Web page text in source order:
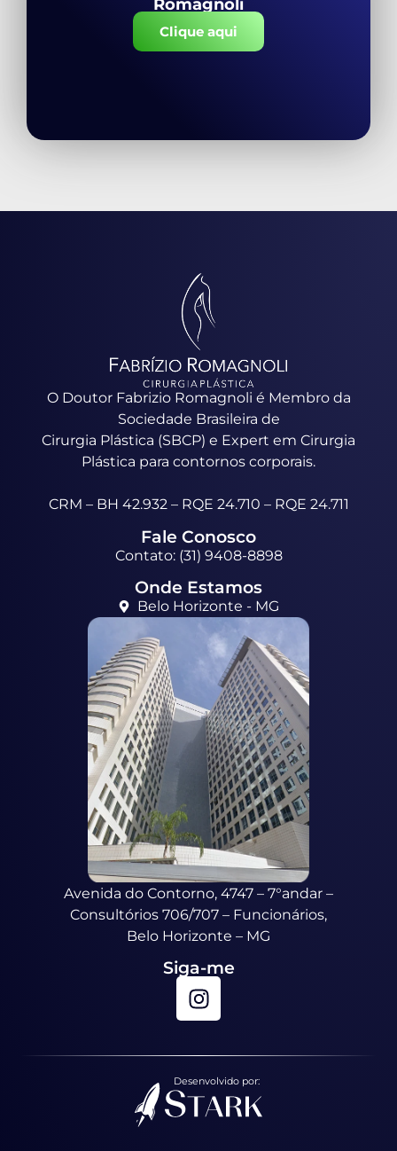
Romagnoli
Clique aqui
O Doutor Fabrizio Romagnoli é Membro da
Sociedade Brasileira de
Cirurgia Plástica (SBCP) e Expert em Cirurgia
Plástica para contornos corporais.
CRM – BH 42.932 – RQE 24.710 – RQE 24.711
Fale Conosco
Contato: (31) 9408-8898
Onde Estamos
Belo Horizonte - MG
Avenida do Contorno, 4747 – 7°andar –
Consultórios 706/707 – Funcionários,
Belo Horizonte – MG
Siga-me